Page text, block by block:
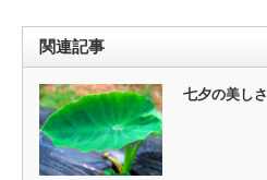
関連記事
七夕の美しさ